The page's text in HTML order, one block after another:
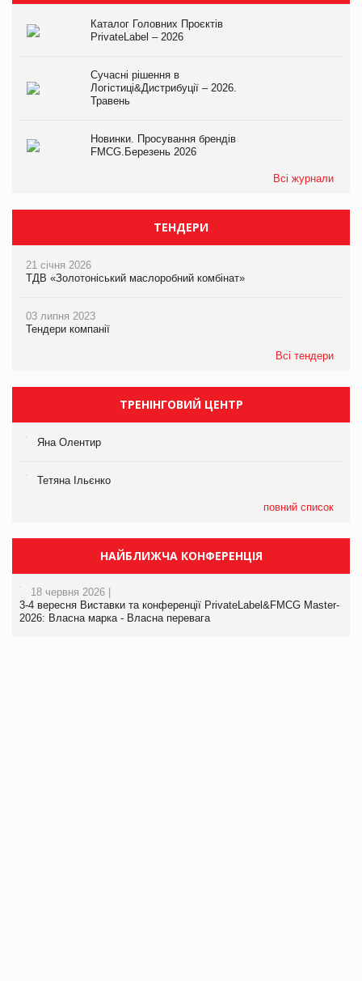
Каталог Головних Проєктів
PrivateLabel – 2026
Сучасні рішення в
Логістиці&Дистрибуції – 2026.
Травень
Новинки. Просування брендів
FMCG.Березень 2026
Всі журнали
ТЕНДЕРИ
21 січня 2026
ТДВ «Золотоніський маслоробний комбінат»
03 липня 2023
Тендери компанії
Всі тендери
ТРЕНІНГОВИЙ ЦЕНТР
Яна Олентир
Тетяна Ільєнко
повний список
НАЙБЛИЖЧА КОНФЕРЕНЦІЯ
18 червня 2026 |
3-4 вересня Виставки та конференції PrivateLabel&FMCG Master-
2026: Власна марка - Власна перевага